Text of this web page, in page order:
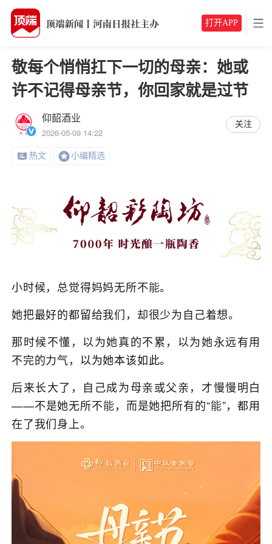
打开APP
敬每个悄悄扛下一切的母亲：她或
许不记得母亲节，你回家就是过节
仰韶酒业
2026-05-09 14:22
关注
热文 小编精选
小时候，总觉得妈妈无所不能。
她把最好的都留给我们，却很少为自己着想。
那时候不懂，以为她真的不累，以为她永远有用
不完的力气， 以为她本该如此。
后来长大了，自己成为母亲或父亲，才慢慢明白
——不是她无所不能，而是她把所有的“能”，都用
在了我们身上。